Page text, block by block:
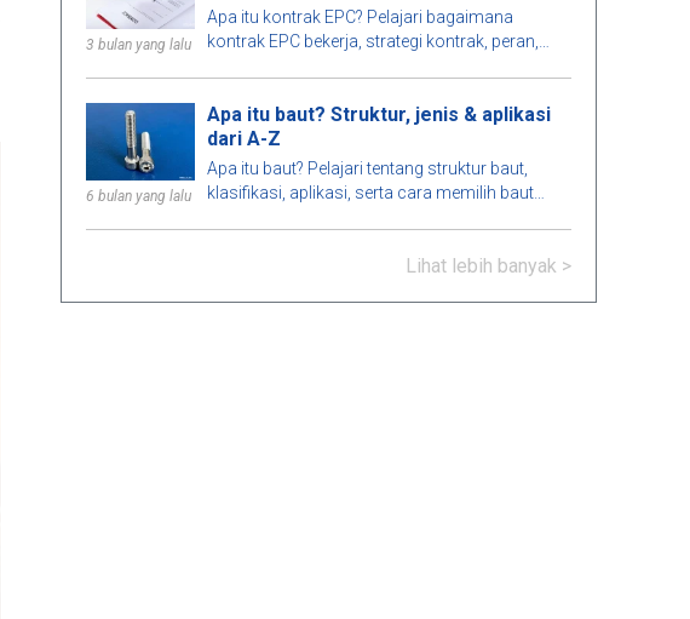
3 bulan yang lalu
Apa itu kontrak EPC? Pelajari bagaimana
kontrak EPC bekerja, strategi kontrak, peran,
6 bulan yang lalu
Apa itu baut? Struktur, jenis & aplikasi
dari A-Z
Apa itu baut? Pelajari tentang struktur baut,
klasifikasi, aplikasi, serta cara memilih baut
Lihat lebih banyak >